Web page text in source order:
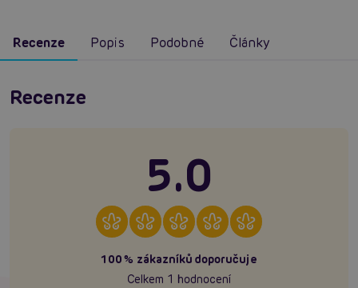
Recenze Popis Podobné Články
Recenze
5.0
100% zákazníků doporučuje
Celkem 1 hodnocení